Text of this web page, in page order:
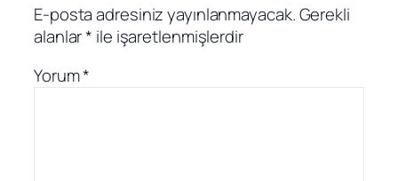
E-posta adresiniz yayınlanmayacak.Gerekli
alanlar* ile işaretlenmişlerdir
Yorum*